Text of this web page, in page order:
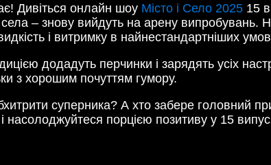
Дивіться онлайн шоу Місто і Село 2025 15
– знову вийдуть на арену випробувань.
і витримку в найнестандартніших
додадуть перчинки і зарядять усіх
з хорошим почуттям гумору.
суперника? А хто забере головний
насолоджуйтеся порцією позитиву у 15